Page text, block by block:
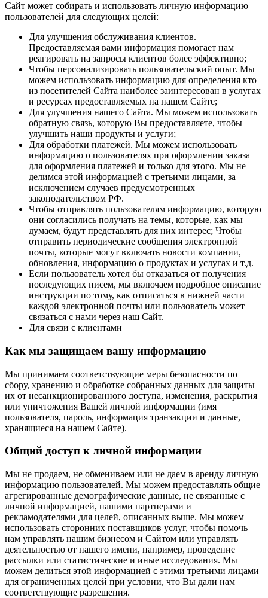
Сайт может собирать и использовать личную информацию
пользователей для следующих целей:
Для улучшения обслуживания клиентов.
Предоставляемая вами информация помогает нам
реагировать на запросы клиентов более эффективно;
Чтобы персонализировать пользовательский опыт. Мы
можем использовать информацию для определения кто
из посетителей Сайта наиболее заинтересован в услугах
и ресурсах предоставляемых на нашем Сайте;
Для улучшения нашего Сайта. Мы можем использовать
обратную связь, которую Вы предоставляете, чтобы
улучшить наши продукты и услуги;
Для обработки платежей. Мы можем использовать
информацию о пользователях при оформлении заказа
для оформления платежей и только для этого. Мы не
делимся этой информацией с третьими лицами, за
исключением случаев предусмотренных
законодательством РФ.
Чтобы отправлять пользователям информацию, которую
они согласились получать на темы, которые, как мы
думаем, будут представлять для них интерес; Чтобы
отправить периодические сообщения электронной
почты, которые могут включать новости компании,
обновления, информацию о продуктах и услугах и т.д.
Если пользователь хотел бы отказаться от получения
последующих писем, мы включаем подробное описание
инструкции по тому, как отписаться в нижней части
каждой электронной почты или пользователь может
связаться с нами через наш Сайт.
Для связи с клиентами
Как мы защищаем вашу информацию
Мы принимаем соответствующие меры безопасности по
сбору, хранению и обработке собранных данных для защиты
их от несанкционированного доступа, изменения, раскрытия
или уничтожения Вашей личной информации (имя
пользователя, пароль, информация транзакции и данные,
хранящиеся на нашем Сайте).
Общий доступ к личной информации
Мы не продаем, не обмениваем или не даем в аренду личную
информацию пользователей. Мы можем предоставлять общие
агрегированные демографические данные, не связанные с
личной информацией, нашими партнерами и
рекламодателями для целей, описанных выше. Мы можем
использовать сторонних поставщиков услуг, чтобы помочь
нам управлять нашим бизнесом и Сайтом или управлять
деятельностью от нашего имени, например, проведение
рассылки или статистические и иные исследования. Мы
можем делиться этой информацией с этими третьими лицами
для ограниченных целей при условии, что Вы дали нам
соответствующие разрешения.